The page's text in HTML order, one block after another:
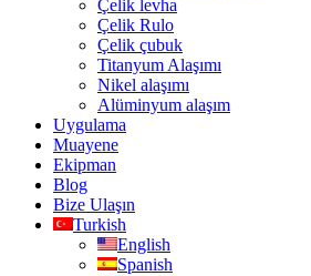
Çelik levha
Çelik Rulo
Çelik çubuk
Titanyum Alaşımı
Nikel alaşımı
Alüminyum alaşım
Uygulama
Muayene
Ekipman
Blog
Bize Ulaşın
Turkish
English
Spanish